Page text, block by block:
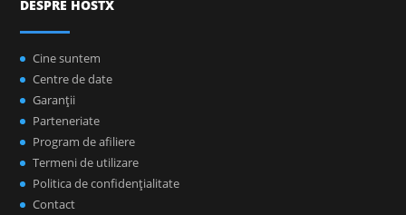
DESPRE HOSTX
Cine suntem
Centre de date
Garanţii
Parteneriate
Program de afiliere
Termeni de utilizare
Politica de confidenţialitate
Contact